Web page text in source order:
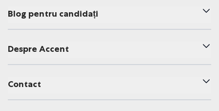
Blog pentru candidați
Despre Accent
Contact